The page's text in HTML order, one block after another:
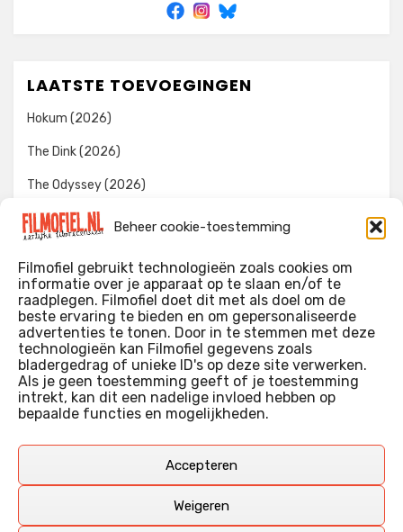
Beheer cookie-toestemming
Filmofiel gebruikt technologieën zoals cookies om
informatie over je apparaat op te slaan en/of te
raadplegen. Filmofiel doet dit met als doel om de
beste ervaring te bieden en om gepersonaliseerde
advertenties te tonen. Door in te stemmen met deze
technologieën kan Filmofiel gegevens zoals
bladergedrag of unieke ID's op deze site verwerken.
Als je geen toestemming geeft of je toestemming
intrekt, kan dit een nadelige invloed hebben op
bepaalde functies en mogelijkheden.
Accepteren
Weigeren
LAATSTE TOEVOEGINGEN
Hokum (2026)
The Dink (2026)
The Odyssey (2026)
Evil Dead Burn (2026)
WIE IK BEN…?
Ik ben ooit begonnen met m’n recensies omdat ik zoveel
films keek dat ik af en toe niet meer wist welke ik nu wel of
niet gezien had. Ik ben een filmliefhebber, heb als hobby nog
erg lang in een videotheek gewerkt, en heb als coproducent
Deze recensies zijn dan ook vooral vrij pretentieloze
aangevuld met een groeiende kennis over de kunde én de
kunst van het maken van film.